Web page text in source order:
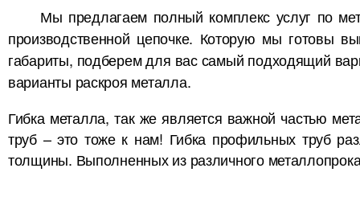
4 мм (7)
4,5 мм (2)
4,1 мм (2)
4,2 мм (2)
4,4 мм (2)
Мы предлагаем полный комплекс услуг по
производственной цепочке. Которую мы готовы
габариты, подберем для вас самый подходящий
варианты раскроя металла.
Гибка металла, так же является важной частью
труб – это тоже к нам! Гибка профильных труб
толщины. Выполненных из различного